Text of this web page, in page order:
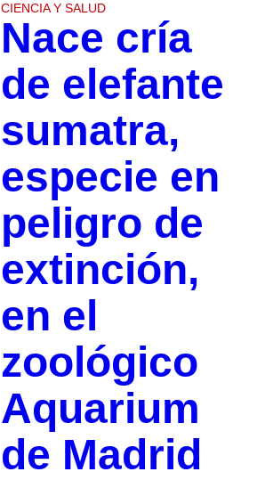
CIENCIA Y SALUD
Nace cría
de elefante
sumatra,
especie en
peligro de
extinción,
en el
zoológico
Aquarium
de Madrid